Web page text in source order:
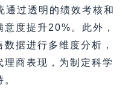
通过透明的绩效考核和
度提升20%。此外，
据进行多维度分析，
商表现，为制定科学